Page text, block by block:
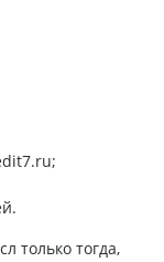
;
только тогда,